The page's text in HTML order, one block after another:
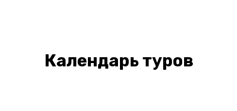
Календарь туров